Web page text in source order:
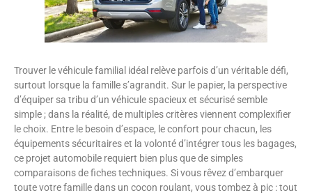
Trouver le véhicule familial idéal relève parfois d’un véritable défi,
surtout lorsque la famille s’agrandit. Sur le papier, la perspective
d’équiper sa tribu d’un véhicule spacieux et sécurisé semble
simple ; dans la réalité, de multiples critères viennent complexifier
le choix. Entre le besoin d’espace, le confort pour chacun, les
équipements sécuritaires et la volonté d’intégrer tous les bagages,
ce projet automobile requiert bien plus que de simples
comparaisons de fiches techniques. Si vous rêvez d’embarquer
toute votre famille dans un cocon roulant, vous tombez à pic : tout